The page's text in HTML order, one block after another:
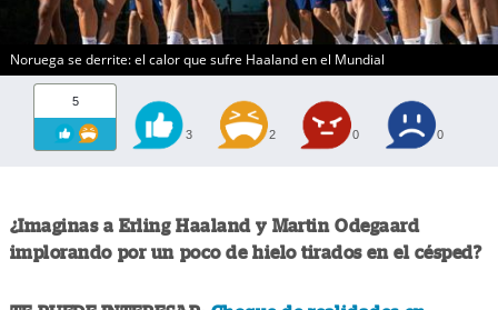
Noruega se derrite: el calor que sufre Haaland en el Mundial
5
3 2 0 0
¿Imaginas a Erling Haaland y Martin Odegaard
implorando por un poco de hielo tirados en el césped?